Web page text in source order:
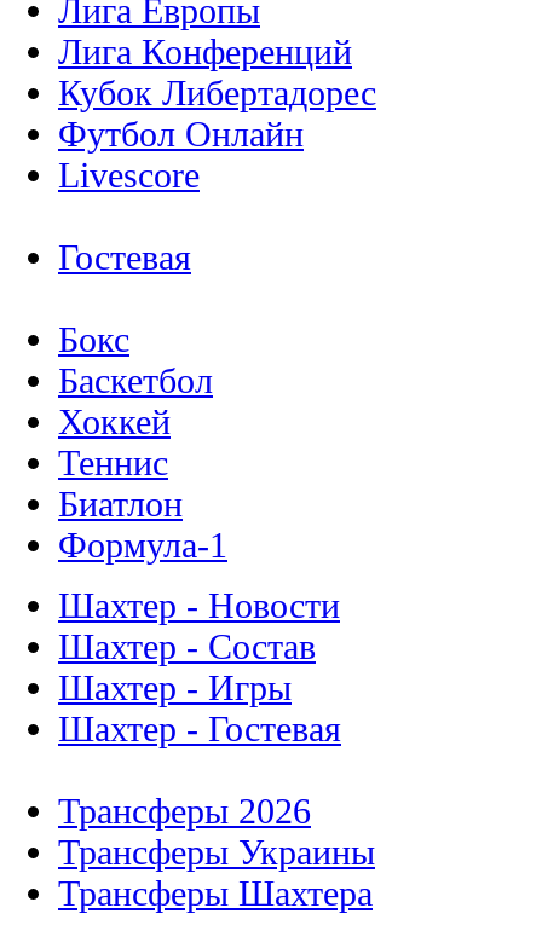
Лига Европы
Лига Конференций
Кубок Либертадорес
Футбол Онлайн
Livescore
Гостевая
Бокс
Баскетбол
Хоккей
Теннис
Биатлон
Формула-1
Шахтер - Новости
Шахтер - Состав
Шахтер - Игры
Шахтер - Гостевая
Трансферы 2026
Трансферы Украины
Трансферы Шахтера